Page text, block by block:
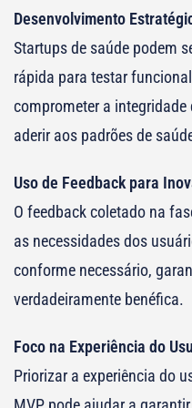
Desenvolvimento
Startups de saúde podem
rápida para testar
comprometer a
aderir aos padrões de
Uso de Feedback para
O feedback coletado na
as necessidades dos
conforme necessário,
verdadeiramente benéfica.
Foco na Experiência do
Priorizar a experiência do